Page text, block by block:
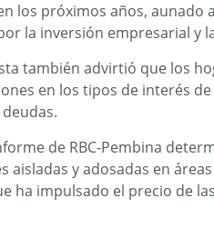
los próximos años, aunado
la inversión empresarial y
también advirtió que los
en los tipos de interés
de RBC-Pembina
aisladas y adosadas en
ha impulsado el precio de